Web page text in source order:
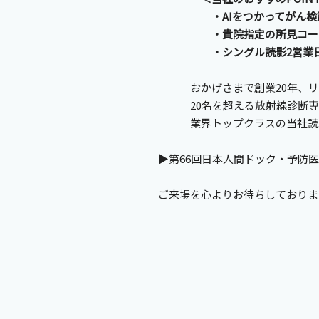
・AIをつかってがん検診
・貴院指定の所見コード
・シングル読影2営業日、
おかげさまで創業20年、リ
20名を超える放射線診断専
業界トップクラスの当社読
▶第66回日本人間ドック・予防
ご来場を心よりお待ちしており